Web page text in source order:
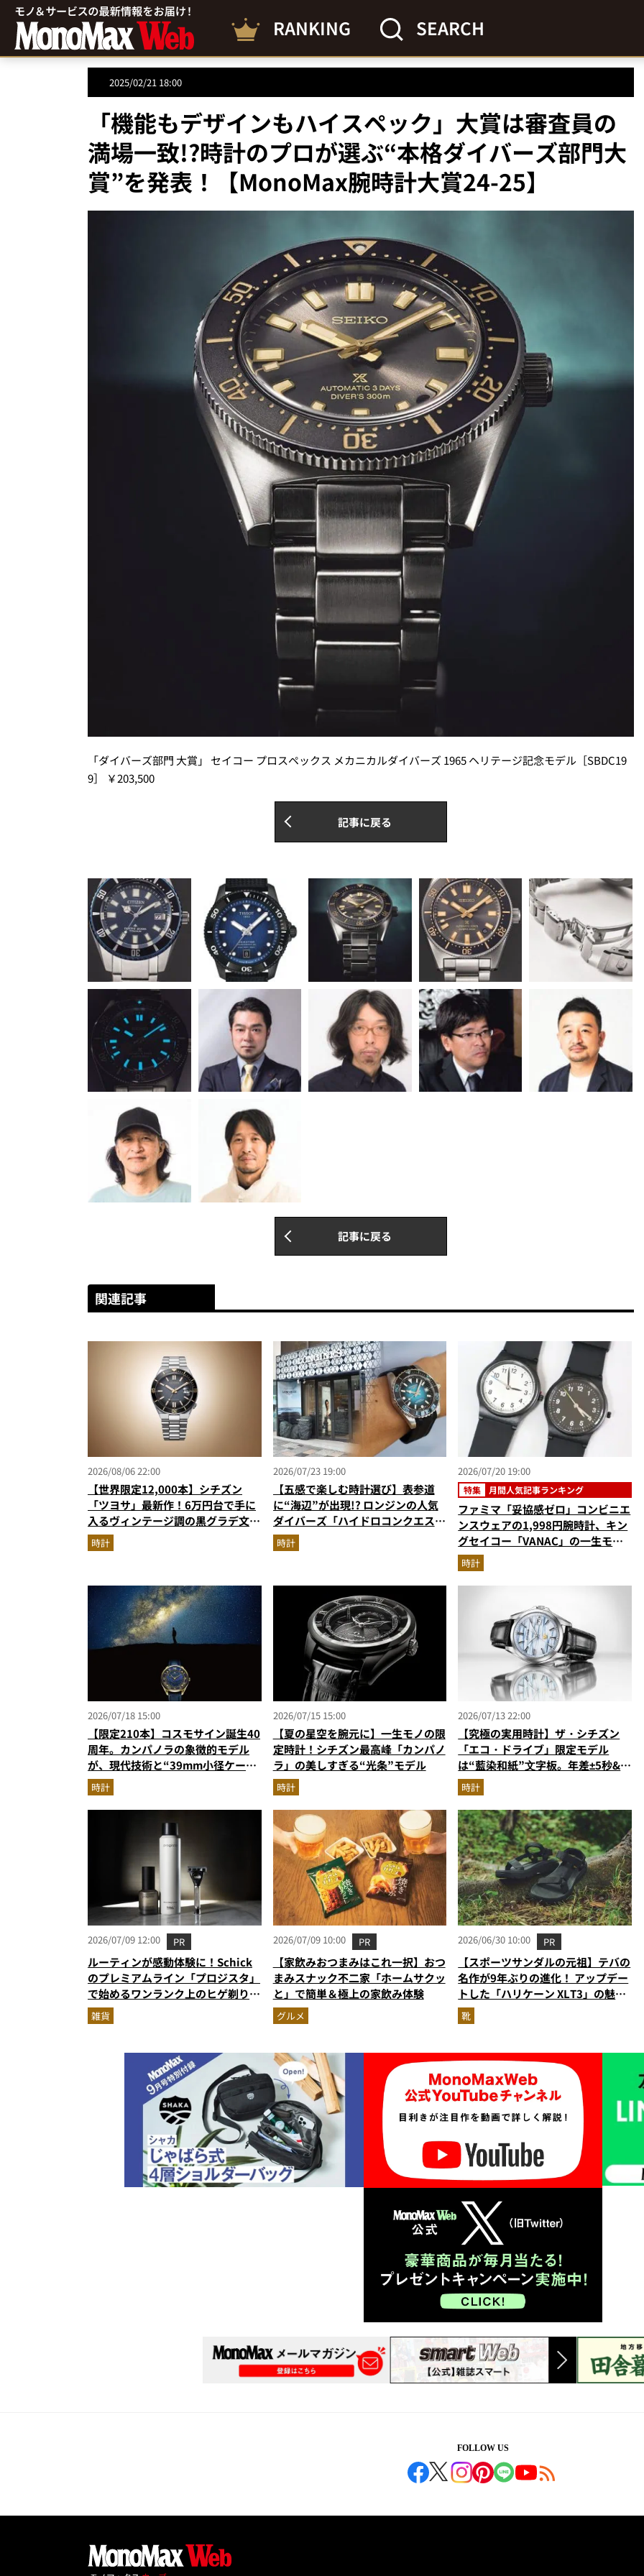
RANKING SEARCH
2025/02/21 18:00
「機能もデザインもハイスペック」大賞は審査員の
満場一致!?時計のプロが選ぶ“本格ダイバーズ部門大
賞”を発表！【MonoMax腕時計大賞24-25】
「ダイバーズ部門 大賞」 セイコー プロスペックス メカニカルダイバーズ 1965 ヘリテージ記念モデル［SBDC19
9］ ￥203,500
記事に戻る
記事に戻る
関連記事
2026/08/06 22:00
【世界限定12,000本】シチズン
「ツヨサ」最新作！6万円台で手に
入るヴィンテージ調の黒グラデ文字
盤が男心をくすぐる
時計
2026/07/23 19:00
【五感で楽しむ時計選び】表参道
に“海辺”が出現!? ロンジンの人気
ダイバーズ「ハイドロコンクエス
ト」新世代モデルの全種比較＆限定
品が揃う激アツ空間へ！
時計
2026/07/20 19:00
特集 月間人気記事ランキング
ファミマ「妥協感ゼロ」コンビニエ
ンスウェアの1,998円腕時計、キン
グセイコー「VANAC」の一生モ
ノ…ほか【時計の人気記事ランキン
グベスト3】（2026年6月版）
時計
2026/07/18 15:00
【限定210本】コスモサイン誕生40
周年。カンパノラの象徴的モデル
が、現代技術と“39mm小径ケー
ス”でアップデート！
時計
2026/07/15 15:00
【夏の星空を腕元に】一生モノの限
定時計！シチズン最高峰「カンパノ
ラ」の美しすぎる“光条”モデル
時計
2026/07/13 22:00
【究極の実用時計】ザ・シチズン
「エコ・ドライブ」限定モデル
は“藍染和紙”⽂字板。年差±5秒&永
久カレンダー搭載の一生モノ
時計
2026/07/09 12:00 PR
ルーティンが感動体験に！Schick
のプレミアムライン「プロジスタ」
で始めるワンランク上のヒゲ剃り習
慣
雑貨
2026/07/09 10:00 PR
【家飲みおつまみはこれ一択】おつ
まみスナック不二家「ホームサクッ
と」で簡単＆極上の家飲み体験
グルメ
2026/06/30 10:00 PR
【スポーツサンダルの元祖】テバの
名作が9年ぶりの進化！ アップデー
トした「ハリケーン XLT3」の魅力
を識者があらゆる角度から徹底解
説！
靴
FOLLOW US